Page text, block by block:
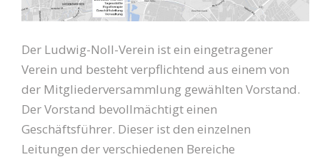
Der Ludwig-Noll-Verein ist ein eingetragener
Verein und besteht verpflichtend aus einem von
der Mitgliederversammlung gewählten Vorstand.
Der Vorstand bevollmächtigt einen
Geschäftsführer. Dieser ist den einzelnen
Leitungen der verschiedenen Bereiche